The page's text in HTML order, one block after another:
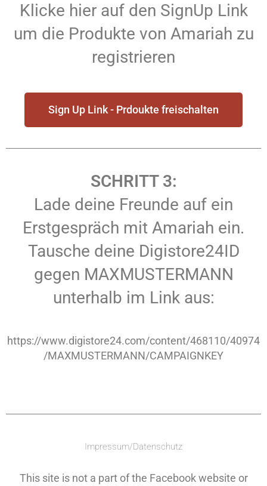
Klicke hier auf den SignUp Link
um die Produkte von Amariah zu
registrieren
Sign Up Link - Prdoukte freischalten
SCHRITT 3:
Lade deine Freunde auf ein
Erstgespräch mit Amariah ein.
Tausche deine Digistore24ID
gegen MAXMUSTERMANN
unterhalb im Link aus:
https://www.digistore24.com/content/468110/40974
/MAXMUSTERMANN/CAMPAIGNKEY
Impressum/Datenschutz
This site is not a part of the Facebook website or